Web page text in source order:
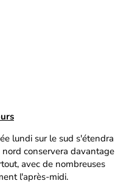
lundi sur le sud s'étendra
conservera davantage
avec de nombreuses
l'après-midi.